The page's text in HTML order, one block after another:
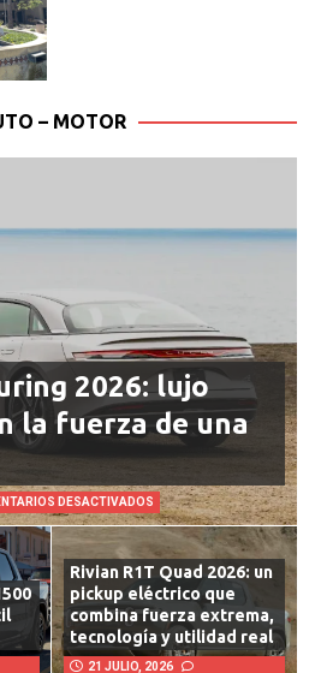
2026: lujo
la fuerza de una
DESACTIVADOS
Rivian R1T Quad 2026: un
pickup eléctrico que
combina fuerza extrema,
tecnología y utilidad real